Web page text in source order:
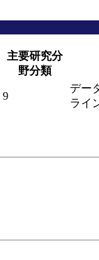
主要研究分
野分類
9
デー
ライ